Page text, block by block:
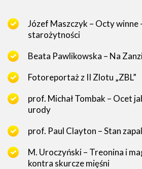
Józef Maszczyk – Octy winne
starożytności
Beata Pawlikowska – Na
Fotoreportaż z II Zlotu „ZBL”
prof. Michał Tombak – Ocet
urody
prof. Paul Clayton – Stan
M. Uroczyński – Treonina i
kontra skurcze mięśni